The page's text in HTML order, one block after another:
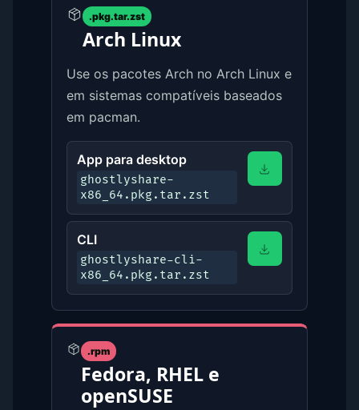
.pkg.tar.zst
Arch Linux
Use os pacotes Arch no Arch Linux e
em sistemas compatíveis baseados
em pacman.
App para desktop
ghostlyshare-
x86_64.pkg.tar.zst
CLI
ghostlyshare-cli-
x86_64.pkg.tar.zst
.rpm
Fedora, RHEL e
openSUSE